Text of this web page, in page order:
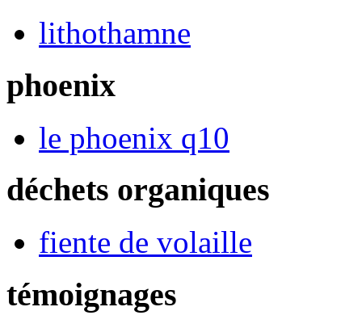
lithothamne
phoenix
le phoenix q10
déchets organiques
fiente de volaille
témoignages